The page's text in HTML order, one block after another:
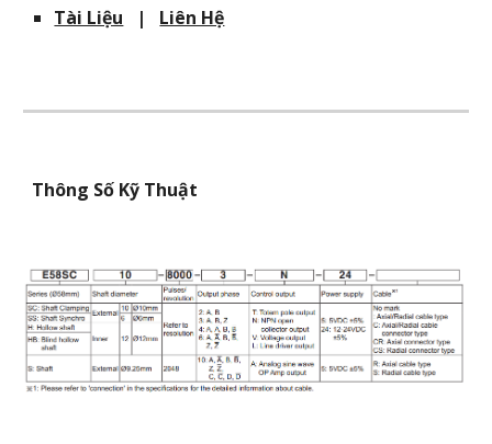
Tài Liệu | Liên Hệ
Thông Số Kỹ Thuật